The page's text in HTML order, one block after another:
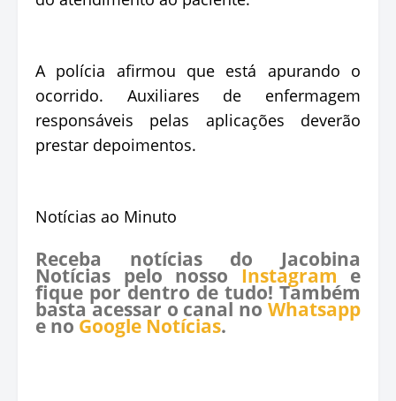
A polícia afirmou que está apurando o
ocorrido. Auxiliares de enfermagem
responsáveis pelas aplicações deverão
prestar depoimentos.
Notícias ao Minuto
Receba notícias do Jacobina
Notícias pelo nosso Instagram e
fique por dentro de tudo! Também
basta acessar o canal no Whatsapp
e no Google Notícias.